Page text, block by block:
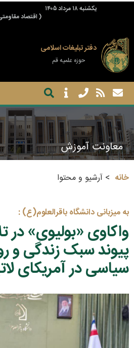
يكشنبه ۱۸ مرداد ۱۴۰۵
( اقتصاد
دفتر تبلیغات اسلامی
حوزه علمیه قم
معاونت آموزش
خانه آرشیو و محتوا
به میزبانی دانشگاه باقرالعلوم(ع) :
واکاوی «بولیوی» در
پیوند سبک زندگی و
سیاسی در آمریکای